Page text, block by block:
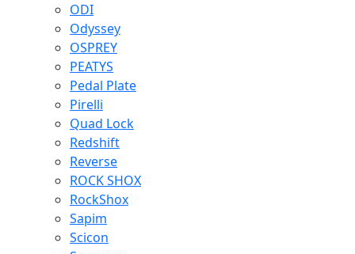
ODI
Odyssey
OSPREY
PEATYS
Pedal Plate
Pirelli
Quad Lock
Redshift
Reverse
ROCK SHOX
RockShox
Sapim
Scicon